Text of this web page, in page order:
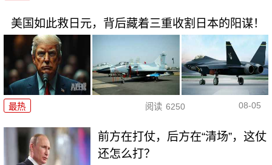
美国如此救日元，背后藏着三重收割日本的阳谋！
最热 阅读 6250 08-05
前方在打仗，后方在“清场”，这仗
还怎么打？